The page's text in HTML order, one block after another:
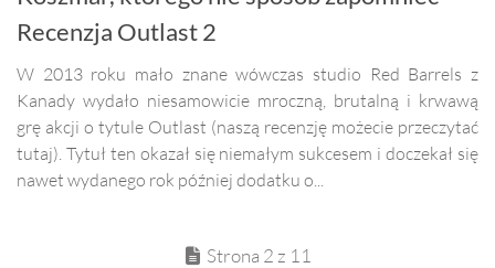
Recenzja Outlast 2
W 2013 roku mało znane wówczas studio Red Barrels z
Kanady wydało niesamowicie mroczną, brutalną i krwawą
grę akcji o tytule Outlast (naszą recenzję możecie przeczytać
tutaj). Tytuł ten okazał się niemałym sukcesem i doczekał się
nawet wydanego rok później dodatku o...
Strona 2 z 11